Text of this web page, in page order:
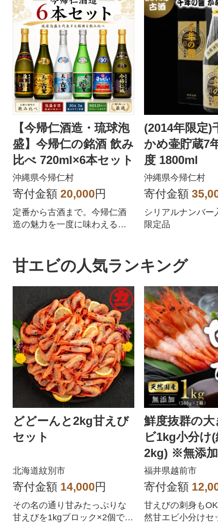
【今帰仁酒造・琉球泡
盛】今帰仁の銘酒 飲み
比べ 720ml×6本セット
沖縄県今帰仁村
寄付金額 20,000円
定番から古酒まで。今帰仁酒
造の魅力を一度に味わえる豪
(2014年限定)
かめ壷貯蔵7
度 1800ml
沖縄県今帰仁村
寄付金額
シリアルナンバー
限定品
甘エビの人気ランキング
どどーんと2kg甘えび
セット
北海道紋別市
寄付金額 14,000円
その名の通り甘みたっぷりな
甘えびを1kgブロック×2個でお
鮮度抜群の
ビ1kg小分け
2kg) ※無添加
福井県越前市
寄付金額
甘えびの刺身も
然甘エビ小分けセ